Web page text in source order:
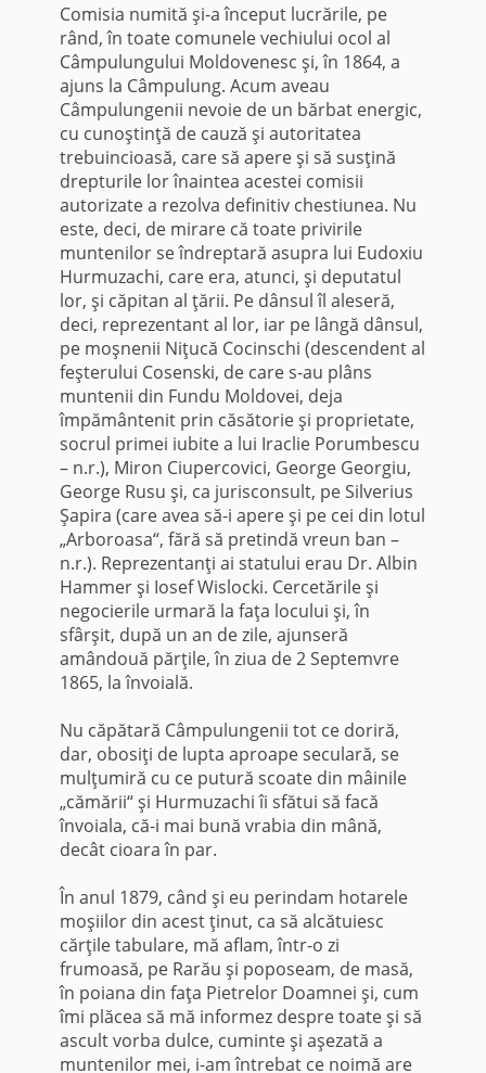
Comisia numită şi-a început lucrările, pe
rând, în toate comunele vechiului ocol al
Câmpulungului Moldovenesc şi, în 1864, a
ajuns la Câmpulung. Acum aveau
Câmpulungenii nevoie de un bărbat energic,
cu cunoştinţă de cauză şi autoritatea
trebuincioasă, care să apere şi să susţină
drepturile lor înaintea acestei comisii
autorizate a rezolva definitiv chestiunea. Nu
este, deci, de mirare că toate privirile
muntenilor se îndreptară asupra lui Eudoxiu
Hurmuzachi, care era, atunci, şi deputatul
lor, şi căpitan al ţării. Pe dânsul îl aleseră,
deci, reprezentant al lor, iar pe lângă dânsul,
pe moşnenii Niţucă Cocinschi (descendent al
feşterului Cosenski, de care s-au plâns
muntenii din Fundu Moldovei, deja
împământenit prin căsătorie şi proprietate,
socrul primei iubite a lui Iraclie Porumbescu
– n.r.), Miron Ciupercovici, George Georgiu,
George Rusu şi, ca jurisconsult, pe Silverius
Şapira (care avea să-i apere şi pe cei din lotul
„Arboroasa“, fără să pretindă vreun ban –
n.r.). Reprezentanţi ai statului erau Dr. Albin
Hammer şi Iosef Wislocki. Cercetările şi
negocierile urmară la faţa locului şi, în
sfârşit, după un an de zile, ajunseră
amândouă părţile, în ziua de 2 Septemvre
1865, la învoială.
Nu căpătară Câmpulungenii tot ce doriră,
dar, obosiţi de lupta aproape seculară, se
mulţumiră cu ce putură scoate din mâinile
„cămării“ şi Hurmuzachi îi sfătui să facă
învoiala, că-i mai bună vrabia din mână,
decât cioara în par.
În anul 1879, când şi eu perindam hotarele
moşiilor din acest ţinut, ca să alcătuiesc
cărţile tabulare, mă aflam, într-o zi
frumoasă, pe Rarău şi poposeam, de masă,
în poiana din faţa Pietrelor Doamnei şi, cum
îmi plăcea să mă informez despre toate şi să
ascult vorba dulce, cuminte şi aşezată a
muntenilor mei, i-am întrebat ce noimă are